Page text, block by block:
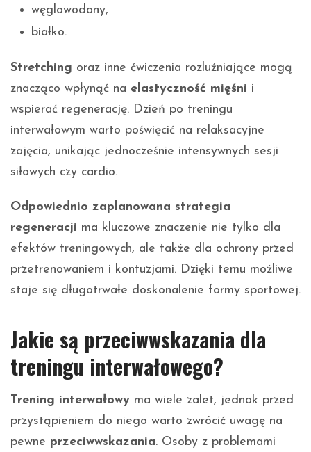
węglowodany,
białko.
Stretching oraz inne ćwiczenia rozluźniające mogą
znacząco wpłynąć na elastyczność mięśni i
wspierać regenerację. Dzień po treningu
interwałowym warto poświęcić na relaksacyjne
zajęcia, unikając jednocześnie intensywnych sesji
siłowych czy cardio.
Odpowiednio zaplanowana strategia
regeneracji ma kluczowe znaczenie nie tylko dla
efektów treningowych, ale także dla ochrony przed
przetrenowaniem i kontuzjami. Dzięki temu możliwe
staje się długotrwałe doskonalenie formy sportowej.
Jakie są przeciwwskazania dla
treningu interwałowego?
Trening interwałowy ma wiele zalet, jednak przed
przystąpieniem do niego warto zwrócić uwagę na
pewne przeciwwskazania. Osoby z problemami